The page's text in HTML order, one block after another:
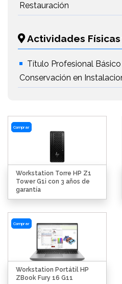
Restauración
Actividades
Título Profesional
Conservación en
Comprar
Workstation Torre HP Z1
Tower G1i con 3 años de
garantía
Comprar
Workstation Portátil HP
ZBook Fury 16 G11